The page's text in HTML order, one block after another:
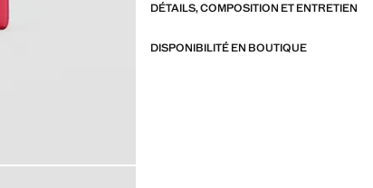
DÉTAILS, COMPOSITION ET ENTRETIEN
DISPONIBILITÉ EN BOUTIQUE